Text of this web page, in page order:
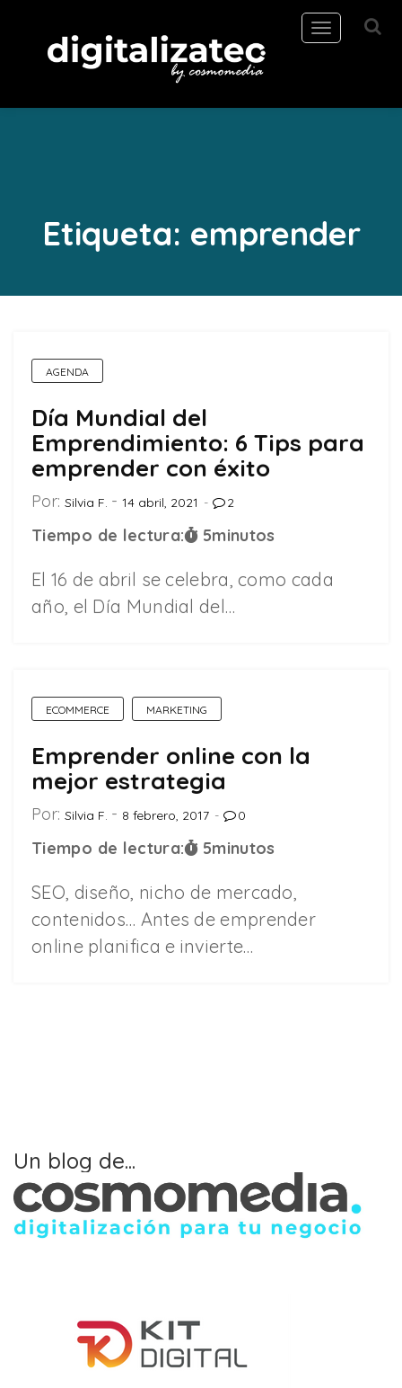
Toggle
navigation
Etiqueta: emprender
AGENDA
Día Mundial del
Emprendimiento: 6 Tips para
emprender con éxito
Por: Silvia F. 14 abril, 2021 2
Tiempo de lectura: 5minutos
El 16 de abril se celebra, como cada
año, el Día Mundial del…
ECOMMERCE MARKETING
Emprender online con la
mejor estrategia
Por: Silvia F. 8 febrero, 2017 0
Tiempo de lectura: 5minutos
SEO, diseño, nicho de mercado,
contenidos… Antes de emprender
online planifica e invierte…
Un blog de...